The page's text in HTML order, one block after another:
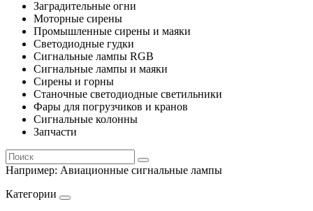
Заградительные огни
Моторные сирены
Промышленные сирены и маяки
Светодиодные гудки
Сигнальные лампы RGB
Сигнальные лампы и маяки
Сирены и горны
Станочные светодиодные светильники
Фары для погрузчиков и кранов
Сигнальные колонны
Запчасти
Например: Авиационные сигнальные лампы
Категории